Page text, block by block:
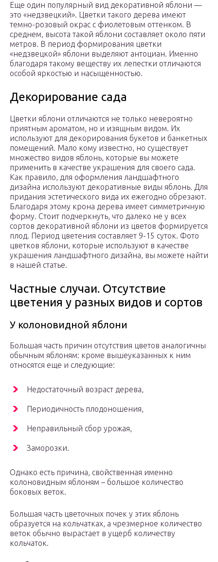
Еще один популярный вид декоративной яблони —
это «недзвецкий». Цветки такого дерева имеют
темно-розовый окрас с фиолетовым оттенком. В
среднем, высота такой яблони составляет около пяти
метров. В период формирования цветки
«недзвецкой» яблони выделяют антоциан. Именно
благодаря такому веществу их лепестки отличаются
особой яркостью и насыщенностью.
Декорирование сада
Цветки яблони отличаются не только невероятно
приятным ароматом, но и изящным видом. Их
используют для декорирования букетов и банкетных
помещений. Мало кому известно, но существует
множество видов яблонь, которые вы можете
применить в качестве украшения для своего сада.
Как правило, для оформления ландшафтного
дизайна используют декоративные виды яблонь. Для
придания эстетического вида их ежегодно обрезают.
Благодаря этому крона дерева имеет симметричную
форму. Стоит подчеркнуть, что далеко не у всех
сортов декоративной яблони из цветов формируется
плод. Период цветения составляет 9-15 суток. Фото
цветков яблони, которые используют в качестве
украшения ландшафтного дизайна, вы можете найти
в нашей статье.
Частные случаи. Отсутствие
цветения у разных видов и сортов
У колоновидной яблони
Большая часть причин отсутствия цветов аналогичны
обычным яблоням: кроме вышеуказанных к ним
относятся еще и следующие:
Недостаточный возраст дерева,
Периодичность плодоношения,
Неправильный сбор урожая,
Заморозки.
Однако есть причина, свойственная именно
колоновидным яблоням – большое количество
боковых веток.
Большая часть цветочных почек у этих яблонь
образуется на кольчатках, а чрезмерное количество
веток обычно вырастает в ущерб количеству
кольчаток.